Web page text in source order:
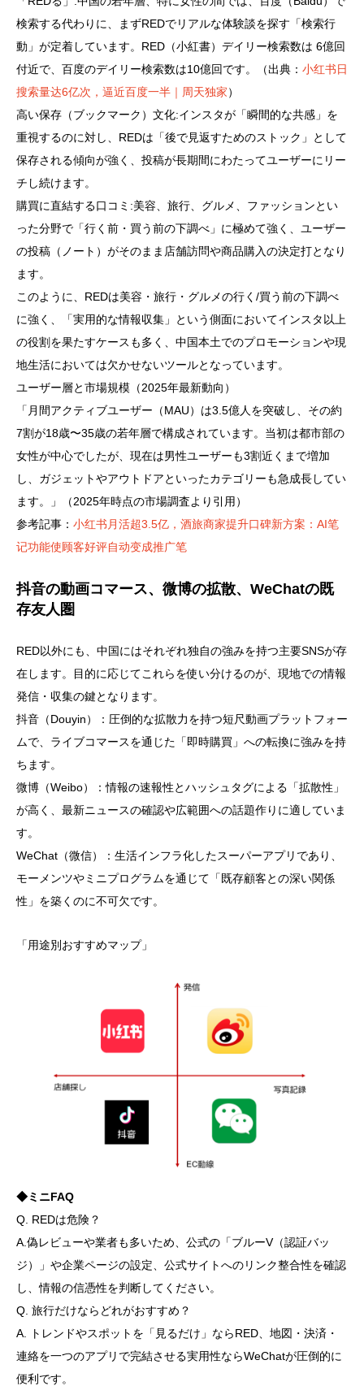
検索する代わりに、まずREDでリアルな体験談を探す「検索行
動」が定着しています。RED（小紅書）デイリー検索数は 6億回
付近で、百度のデイリー検索数は10億回です。（出典： 小红书日
搜索量达6亿次，逼近百度一半｜周天独家）
高い保存（ブックマーク）文化:インスタが「瞬間的な共感」を
重視するのに対し、REDは「後で見返すためのストック」として
保存される傾向が強く、投稿が長期間にわたってユーザーにリー
チし続けます。
購買に直結する口コミ:美容、旅行、グルメ、ファッションとい
った分野で「行く前・買う前の下調べ」に極めて強く、ユーザー
の投稿（ノート）がそのまま店舗訪問や商品購入の決定打となり
ます。
このように、REDは美容・旅行・グルメの行く/買う前の下調べ
に強く、「実用的な情報収集」という側面においてインスタ以上
の役割を果たすケースも多く、中国本土でのプロモーションや現
地生活においては欠かせないツールとなっています。
ユーザー層と市場規模（2025年最新動向）
「月間アクティブユーザー（MAU）は3.5億人を突破し、その約
7割が18歳〜35歳の若年層で構成されています。当初は都市部の
女性が中心でしたが、現在は男性ユーザーも3割近くまで増加
し、ガジェットやアウトドアといったカテゴリーも急成長してい
ます。」（2025年時点の市場調査より引用）
参考記事： 小红书月活超3.5亿，酒旅商家提升口碑新方案：AI笔
记功能使顾客好评自动变成推广笔
抖音の動画コマース、微博の拡散、WeChatの既
存友人圏
RED以外にも、中国にはそれぞれ独自の強みを持つ主要SNSが存
在します。目的に応じてこれらを使い分けるのが、現地での情報
発信・収集の鍵となります。
抖音（Douyin）：圧倒的な拡散力を持つ短尺動画プラットフォー
ムで、ライブコマースを通じた「即時購買」への転換に強みを持
ちます。
微博（Weibo）：情報の速報性とハッシュタグによる「拡散性」
が高く、最新ニュースの確認や広範囲への話題作りに適していま
す。
WeChat（微信）：生活インフラ化したスーパーアプリであり、
モーメンツやミニプログラムを通じて「既存顧客との深い関係
性」を築くのに不可欠です。
「用途別おすすめマップ」
◆ミニFAQ
Q. REDは危険？
A.偽レビューや業者も多いため、公式の「ブルーV（認証バッ
ジ）」や企業ページの設定、公式サイトへのリンク整合性を確認
し、情報の信憑性を判断してください。
Q. 旅行だけならどれがおすすめ？
A. トレンドやスポットを「見るだけ」ならRED、地図・決済・
連絡を一つのアプリで完結させる実用性ならWeChatが圧倒的に
便利です。